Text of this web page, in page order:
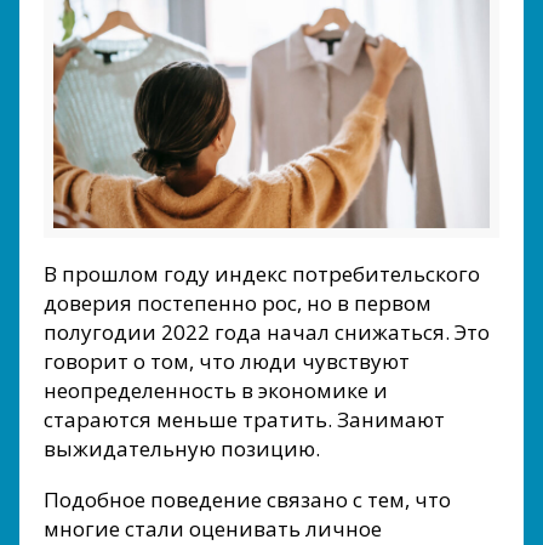
В прошлом году индекс потребительского
доверия постепенно рос, но в первом
полугодии 2022 года начал снижаться. Это
говорит о том, что люди чувствуют
неопределенность в экономике и
стараются меньше тратить. Занимают
выжидательную позицию.
Подобное поведение связано с тем, что
многие стали оценивать личное